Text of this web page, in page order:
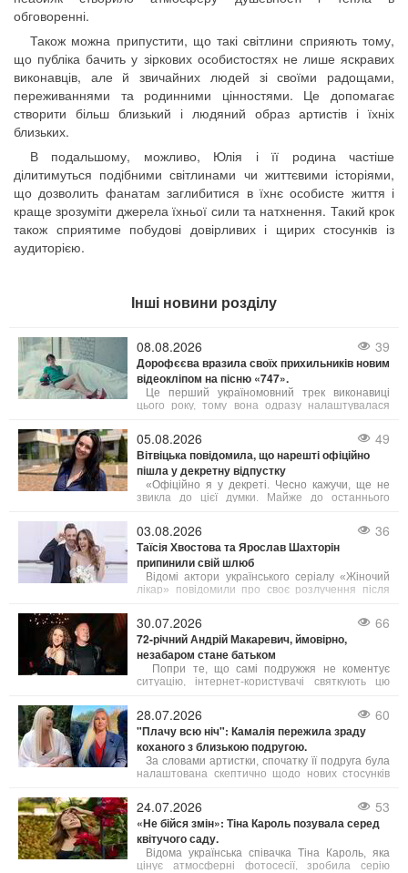
обговоренні.
Також можна припустити, що такі світлини сприяють тому,
що публіка бачить у зіркових особистостях не лише яскравих
виконавців, але й звичайних людей зі своїми радощами,
переживаннями та родинними цінностями. Це допомагає
створити більш близький і людяний образ артистів і їхніх
близьких.
В подальшому, можливо, Юлія і її родина частіше
ділитимуться подібними світлинами чи життєвими історіями,
що дозволить фанатам заглибитися в їхнє особисте життя і
краще зрозуміти джерела їхньої сили та натхнення. Такий крок
також сприятиме побудові довірливих і щирих стосунків із
аудиторією.
Інші новини розділу
08.08.2026 39
Дорофєєва вразила своїх прихильників новим
відеокліпом на пісню «747».
Це перший україномовний трек виконавиці
цього року, тому вона одразу налаштувалася
незвичайним і провокативним сценам у
яскравому кліпі.
05.08.2026 49
Вітвіцька повідомила, що нарешті офіційно
пішла у декретну відпустку
«Офіційно я у декреті. Чесно кажучи, ще не
звикла до цієї думки. Майже до останнього
прокидатися перед світанком, готуватися до
випусків новин і займатися тим, що люблю вже
багато років», — поділилася Соломія.
03.08.2026 36
Таїсія Хвостова та Ярослав Шахторін
припинили свій шлюб
Відомі актори українського серіалу «Жіночий
лікар» повідомили про своє розлучення після
30.07.2026 66
72-річний Андрій Макаревич, ймовірно,
незабаром стане батьком
Попри те, що самі подружжя не коментує
ситуацію, інтернет-користувачі святкують цю
журналістка Ейнат Кляйн, за чутками, вагітна,
що означатиме п’яте дитя у родині Андрія
Макаревича.
28.07.2026 60
"Плачу всю ніч": Камалія пережила зраду
коханого з близькою подругою.
За словами артистки, спочатку її подруга була
налаштована скептично щодо нових стосунків
припинити спілкування з цим чоловіком. Проте
потім сама подруга звернулася до нього за
допомогою.
24.07.2026 53
«Не бійся змін»: Тіна Кароль позувала серед
квітучого саду.
Відома українська співачка Тіна Кароль, яка
цінує атмосферні фотосесії, зробила серію